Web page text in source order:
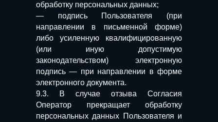
обработку персональных данных;
— подпись Пользователя (при
направлении в письменной форме)
либо усиленную квалифицированную
(или иную допустимую
законодательством) электронную
подпись — при направлении в форме
электронного документа.
9.3. В случае отзыва Согласия
Оператор прекращает обработку
персональных данных Пользователя и